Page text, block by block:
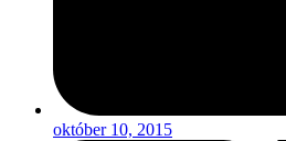
október 10, 2015